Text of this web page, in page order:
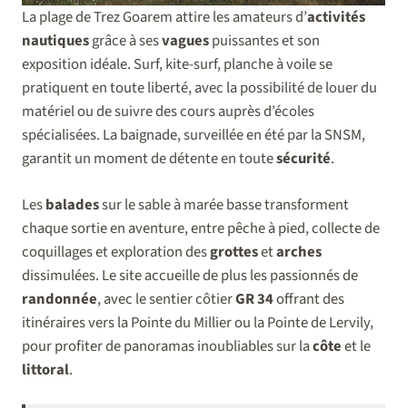
La plage de Trez Goarem attire les amateurs d’activités
nautiquesgrâce à sesvaguespuissantes et son
exposition idéale. Surf, kite-surf, planche à voile se
pratiquent en toute liberté, avec la possibilité de louer du
matériel ou de suivre des cours auprès d’écoles
spécialisées. La baignade, surveillée en été par la SNSM,
garantit un moment de détente en toutesécurité.
Lesbaladessur le sable à marée basse transforment
chaque sortie en aventure, entre pêche à pied, collecte de
coquillages et exploration desgrottesetarches
dissimulées. Le site accueille de plus les passionnés de
randonnée, avec le sentier côtierGR 34offrant des
itinéraires vers la Pointe du Millier ou la Pointe de Lervily,
pour profiter de panoramas inoubliables sur lacôteet le
littoral.